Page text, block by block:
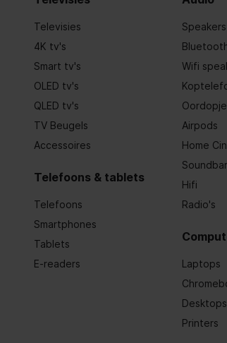
Televisies
4K tv's
Smart tv's
OLED tv's
QLED tv's
TV Beugels
Accessoires
Telefoons & tablets
Telefoons
Smartphones
Tablets
E-readers
Speakers
Wifi
Airpods
Home
Hifi
Radio's
Laptops
Desktops
Printers